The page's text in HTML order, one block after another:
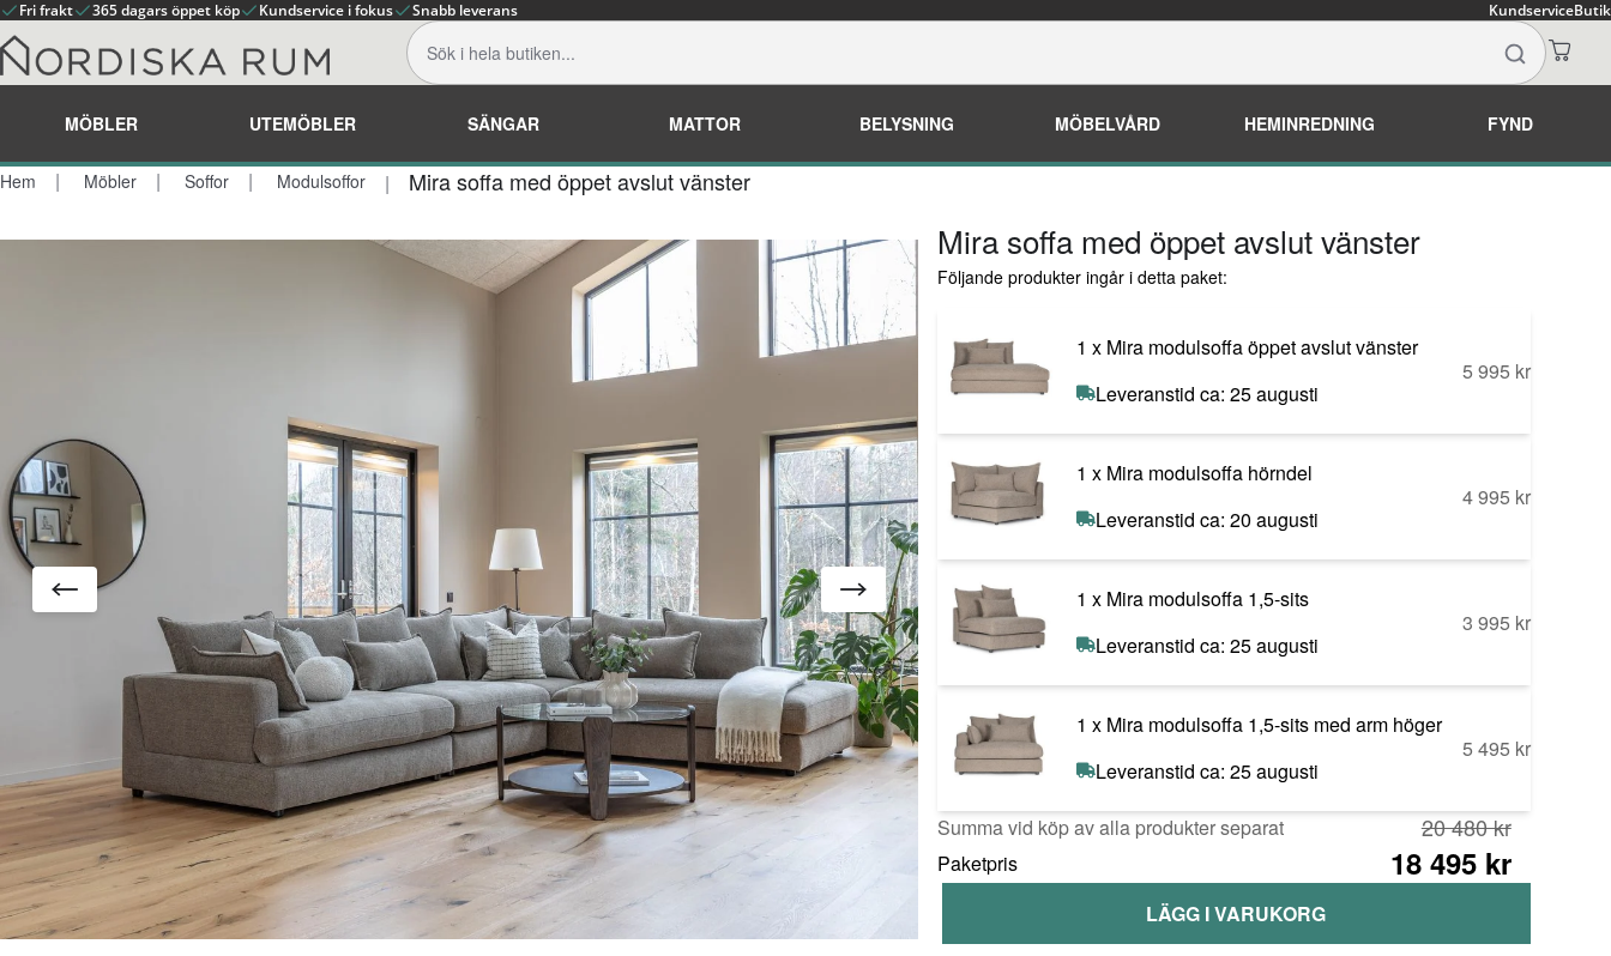
Fri frakt 365 dagars öppet köp Kundservice i fokus Snabb leverans KundserviceButik
MÖBLER UTEMÖBLER SÄNGAR MATTOR BELYSNING MÖBELVÅRD HEMINREDNING FYND
Hem Möbler Soffor Modulsoffor Mira soffa med öppet avslut vänster
Mira soffa med öppet avslut vänster
Följande produkter ingår i detta paket:
1
Mira modulsoffa öppet avslut vänster
Leveranstid ca: 25 augusti
5 995 kr
1
Mira modulsoffa hörndel
Leveranstid ca: 20 augusti
4 995 kr
1
Mira modulsoffa 1,5-sits
Leveranstid ca: 25 augusti
3 995 kr
1
Mira modulsoffa 1,5-sits med arm höger
Leveranstid ca: 25 augusti
5 495 kr
Summa vid köp av alla produkter separat 20 480 kr
Paketpris 18 495 kr
LÄGG I VARUKORG